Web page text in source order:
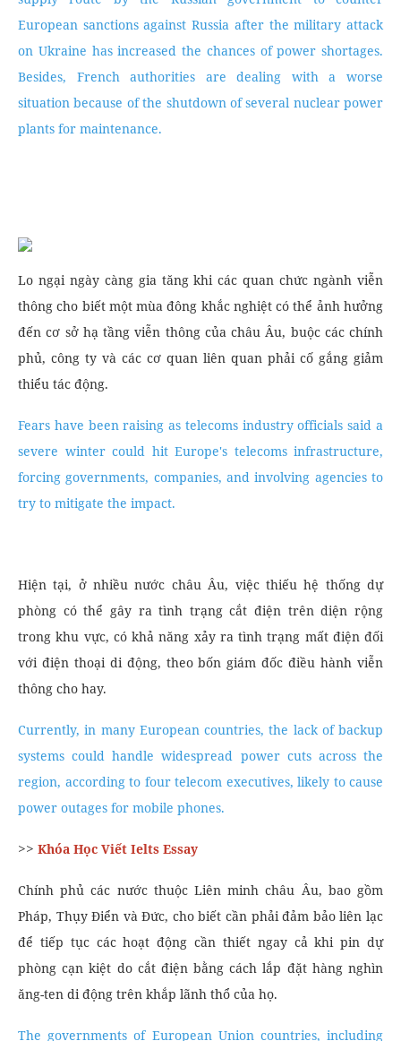
European sanctions against Russia after the military attack
on Ukraine has increased the chances of power shortages.
Besides, French authorities are dealing with a worse
situation because of the shutdown of several nuclear power
plants for maintenance.
Lo ngại ngày càng gia tăng khi các quan chức ngành viễn
thông cho biết một mùa đông khắc nghiệt có thể ảnh hưởng
đến cơ sở hạ tầng viễn thông của châu Âu, buộc các chính
phủ, công ty và các cơ quan liên quan phải cố gắng giảm
thiểu tác động.
Fears have been raising as telecoms industry officials said a
severe winter could hit Europe's telecoms infrastructure,
forcing governments, companies, and involving agencies to
try to mitigate the impact.
Hiện tại, ở nhiều nước châu Âu, việc thiếu hệ thống dự
phòng có thể gây ra tình trạng cắt điện trên diện rộng
trong khu vực, có khả năng xảy ra tình trạng mất điện đối
với điện thoại di động, theo bốn giám đốc điều hành viễn
thông cho hay.
Currently, in many European countries, the lack of backup
systems could handle widespread power cuts across the
region, according to four telecom executives, likely to cause
power outages for mobile phones.
>> Khóa Học Viết Ielts Essay
Chính phủ các nước thuộc Liên minh châu Âu, bao gồm
Pháp, Thụy Điển và Đức, cho biết cần phải đảm bảo liên lạc
để tiếp tục các hoạt động cần thiết ngay cả khi pin dự
phòng cạn kiệt do cắt điện bằng cách lắp đặt hàng nghìn
ăng-ten di động trên khắp lãnh thổ của họ.
The governments of European Union countries, including